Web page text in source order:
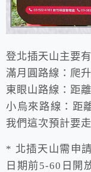
登北插天山主要
滿月圓路線：爬
東眼山路線：距
小烏來路線：距
我們這次預計要
* 北插天山需申
日期前5-60日開